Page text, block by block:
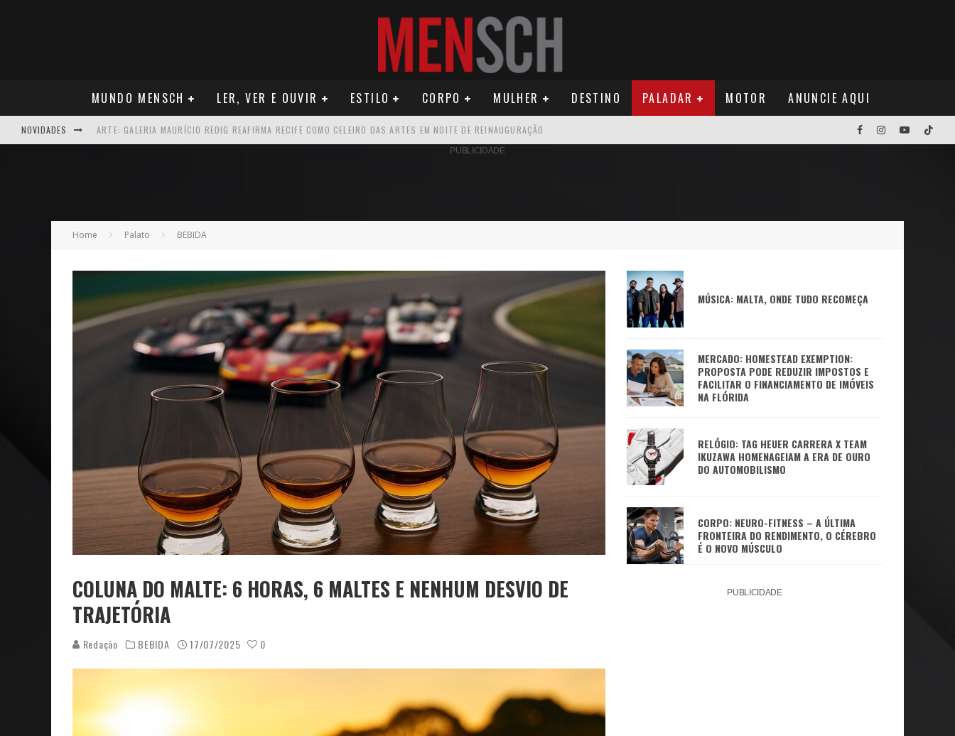
MUNDO MENSCH LER, VER E OUVIR ESTILO CORPO MULHER DESTINO PALADAR MOTOR ANUNCIE AQUI
NOVIDADES NEGÓCIOS: MUDANÇA NAS REGRAS DO SEGURO DE SAÚDE PODE AUMENTAR CUSTOS PARA MILHARES DE BRASILEIROS QUE VIVEM NOS EUA
CAPA: O SUCESSO DE JOÃO VICTOR GONÇALVES COM SEU MAU MAU EM 'QUEM AMA CUIDA'
VER: CINCO DICAS DO QUE ASSISTIR NO STREAMING
NEGÓCIOS: FÁBIO RUA, VICE-PRESIDENTE DA GM NA AMÉRICA DO SUL E SEU LEGADO
ARTE: GALERIA MAURÍCIO REDIG REAFIRMA RECIFE COMO CELEIRO DAS ARTES EM NOITE DE REINAUGURAÇÃO
PUBLICIDADE
Home Palato BEBIDA
COLUNA DO MALTE: 6 HORAS, 6 MALTES E NENHUM DESVIO DE
TRAJETÓRIA
Redação BEBIDA 17/07/2025 0
MÚSICA: MALTA, ONDE TUDO RECOMEÇA
MERCADO: HOMESTEAD EXEMPTION:
PROPOSTA PODE REDUZIR IMPOSTOS E
FACILITAR O FINANCIAMENTO DE IMÓVEIS
NA FLÓRIDA
RELÓGIO: TAG HEUER CARRERA X TEAM
IKUZAWA HOMENAGEIAM A ERA DE OURO
DO AUTOMOBILISMO
CORPO: NEURO-FITNESS – A ÚLTIMA
FRONTEIRA DO RENDIMENTO, O CÉREBRO
É O NOVO MÚSCULO
PUBLICIDADE